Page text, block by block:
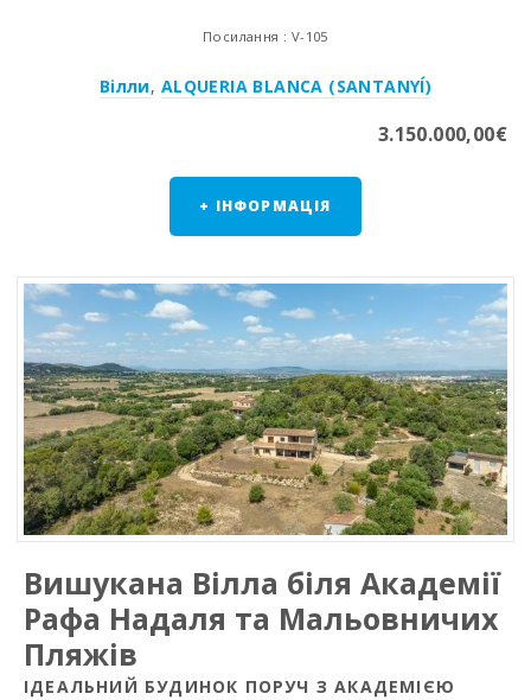
Посилання : V-105
Вілли, ALQUERIA BLANCA (SANTANYÍ)
3.150.000,00€
+ ІНФОРМАЦІЯ
Вишукана Вілла біля Академії
Рафа Надаля та Мальовничих
Пляжів
ІДЕАЛЬНИЙ БУДИНОК ПОРУЧ З АКАДЕМІЄЮ